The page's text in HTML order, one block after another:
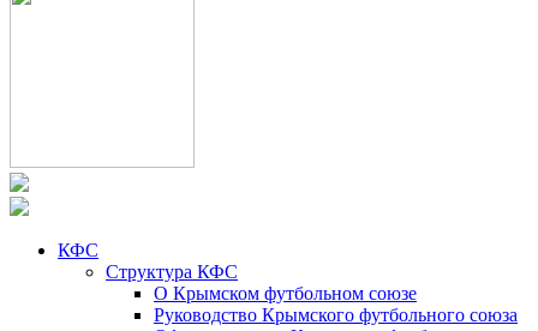
КФС
Структура КФС
О Крымском футбольном союзе
Руководство Крымского футбольного союза